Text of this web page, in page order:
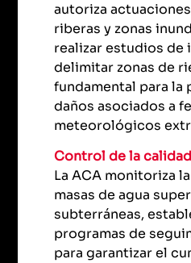
autoriza
riberas y zonas
realizar estudios de
delimitar zonas de
fundamental para la
daños asociados a
meteorológicos
Control de la
La ACA monitoriza
masas de agua
subterráneas,
programas de
para garantizar el